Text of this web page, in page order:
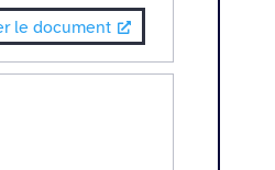
le document